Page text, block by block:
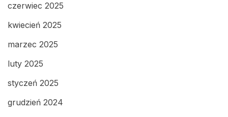
czerwiec 2025
kwiecień 2025
marzec 2025
luty 2025
styczeń 2025
grudzień 2024